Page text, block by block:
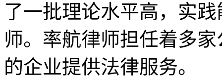
了一批理论水平高，实
师。率航律师担任着多
的企业提供法律服务。